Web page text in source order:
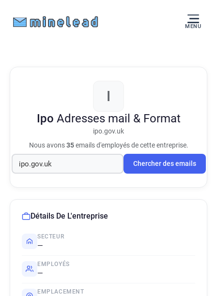
MENU
I
Ipo Adresses mail & Format
ipo.gov.uk
Nous avons35emails d'employés de cette entreprise.
Chercher des emails
Détails De L'entreprise
SECTEUR
—
EMPLOYÉS
—
EMPLACEMENT